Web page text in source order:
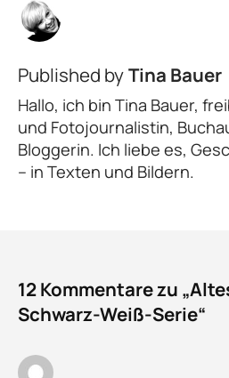
Published byTina Bauer
Hallo, ich bin Tina Bauer,
und Fotojournalistin,
Bloggerin. Ich liebe es,
– in Texten und Bildern.
12 Kommentare zu
Schwarz-Weiß-Serie“